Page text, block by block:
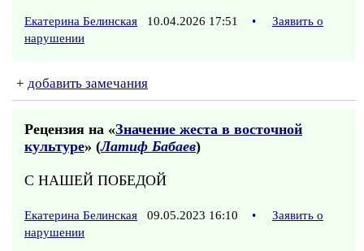
Екатерина Белинская 10.04.2026 17:51 •
Заявить о
нарушении
+ добавить замечания
Рецензия на «Значение жеста в восточной
культуре» (Латиф Бабаев)
С НАШЕЙ ПОБЕДОЙ
Екатерина Белинская 09.05.2023 16:10 •
Заявить о
нарушении